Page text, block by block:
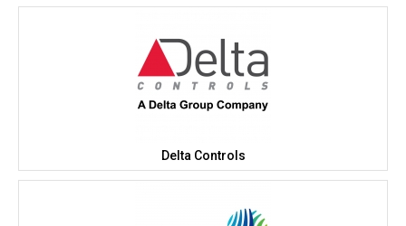
Delta Controls